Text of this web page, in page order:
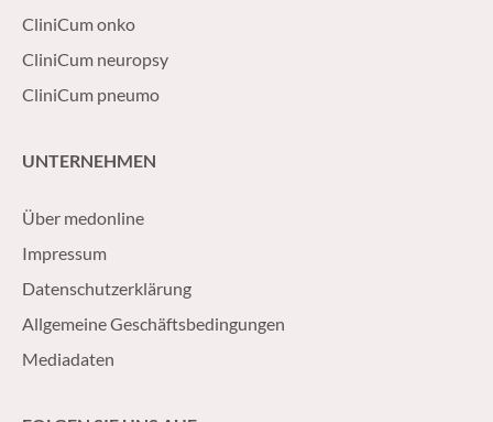
CliniCum onko
CliniCum neuropsy
CliniCum pneumo
UNTERNEHMEN
Über medonline
Impressum
Datenschutzerklärung
Allgemeine Geschäftsbedingungen
Mediadaten